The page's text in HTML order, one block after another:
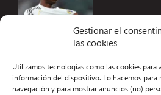
Gestionar el
las cookies
Utilizamos tecnologías como las cookies para
información del dispositivo. Lo hacemos para
navegación y para mostrar anuncios (no)
de
como